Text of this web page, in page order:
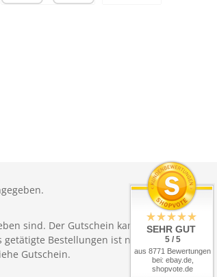
sind. Der Gutschein kann nur einmal
Bestellungen ist nicht möglich.
Gutschein.
SEHR GUT
5 / 5
aus 8771 Bewertungen
bei: ebay.de,
shopvote.de